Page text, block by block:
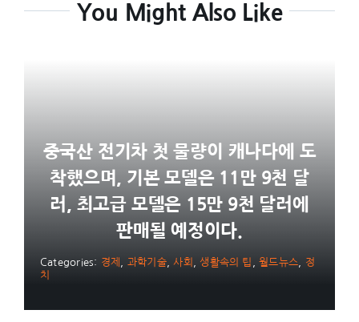
You Might Also Like
중국산 전기차 첫 물량이 캐나다에 도
착했으며, 기본 모델은 11만 9천 달
러, 최고급 모델은 15만 9천 달러에
판매될 예정이다.
Categories: 경제 과학기술,사회 ,생활속의 팁 ,월드뉴스
정
치